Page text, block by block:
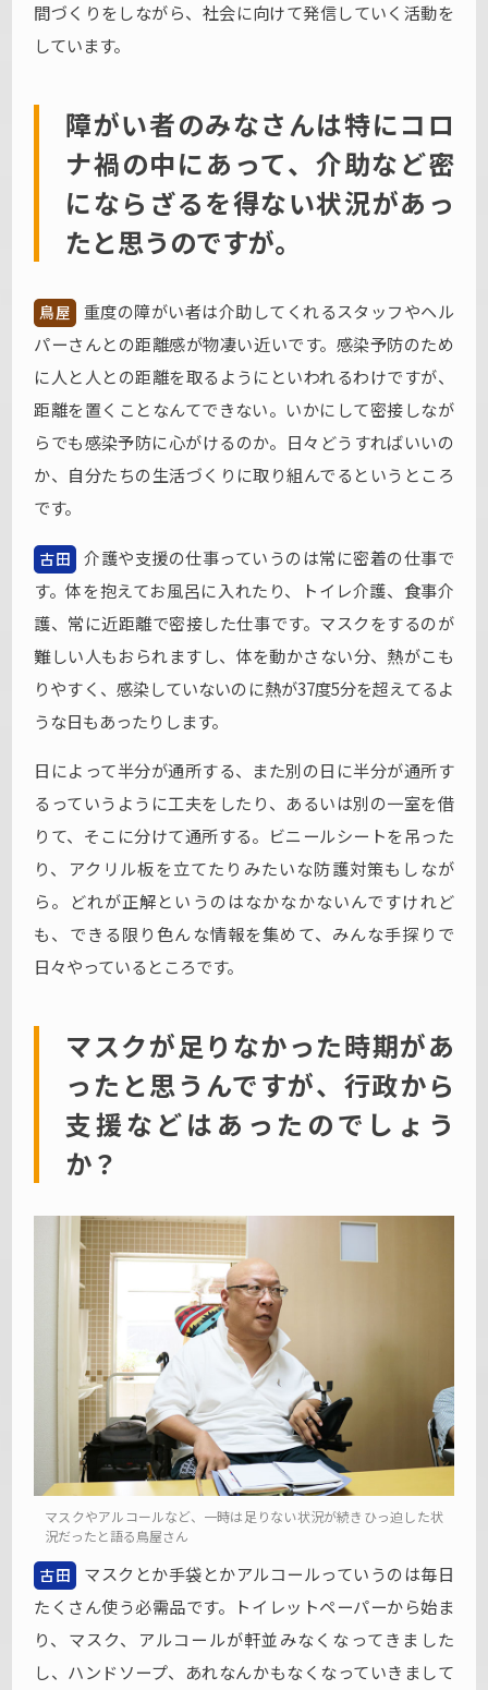
間づくりをしながら、社会に向けて発信していく活動を
しています。
障がい者のみなさんは特にコロ
ナ禍の中にあって、介助など密
にならざるを得ない状況があっ
たと思うのですが。
鳥屋
重度の障がい者は介助してくれるスタッフやヘル
パーさんとの距離感が物凄い近いです。感染予防のため
に人と人との距離を取るようにといわれるわけですが、
距離を置くことなんてできない。いかにして密接しなが
らでも感染予防に心がけるのか。日々どうすればいいの
か、自分たちの生活づくりに取り組んでるというところ
です。
古田
介護や支援の仕事っていうのは常に密着の仕事で
す。体を抱えてお風呂に入れたり、トイレ介護、食事介
護、常に近距離で密接した仕事です。マスクをするのが
難しい人もおられますし、体を動かさない分、熱がこも
りやすく、感染していないのに熱が37度5分を超えてるよ
うな日もあったりします。
日によって半分が通所する、また別の日に半分が通所す
るっていうように工夫をしたり、あるいは別の一室を借
りて、そこに分けて通所する。ビニールシートを吊った
り、アクリル板を立てたりみたいな防護対策もしなが
ら。どれが正解というのはなかなかないんですけれど
も、できる限り色んな情報を集めて、みんな手探りで
日々やっているところです。
マスクが足りなかった時期があ
ったと思うんですが、行政から
支援などはあったのでしょう
か？
マスクやアルコールなど、一時は足りない状況が続きひっ迫した状
況だったと語る鳥屋さん
古田
マスクとか手袋とかアルコールっていうのは毎日
たくさん使う必需品です。トイレットペーパーから始ま
り、マスク、アルコールが軒並みなくなってきました
し、ハンドソープ、あれなんかもなくなっていきまして